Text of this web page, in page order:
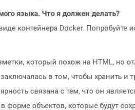
языка. Что я должен делать?
контейнера Docker. Попробуйте
который похож на HTML, но
в том, чтобы хранить и
связана с тем, что он
объектов, которые будут